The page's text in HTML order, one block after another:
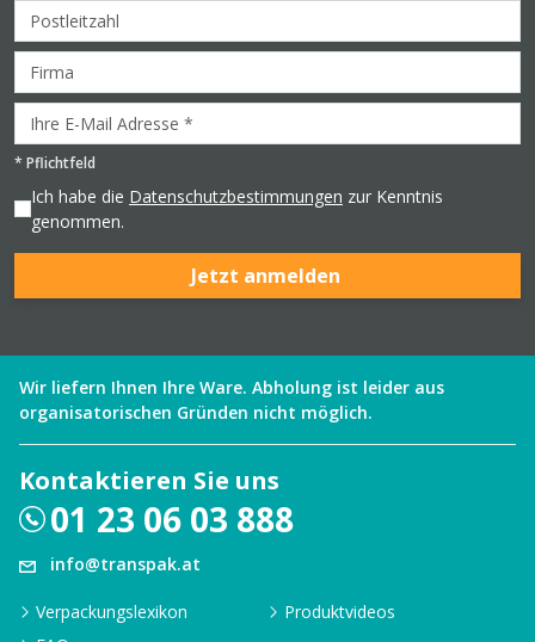
* Pflichtfeld
Ich habe die Datenschutzbestimmungen zur Kenntnis
genommen.
Jetzt anmelden
Wir liefern Ihnen Ihre Ware. Abholung ist leider aus
organisatorischen Gründen nicht möglich.
Kontaktieren Sie uns
01 23 06 03 888
info@transpak.at
Verpackungslexikon
Produktvideos